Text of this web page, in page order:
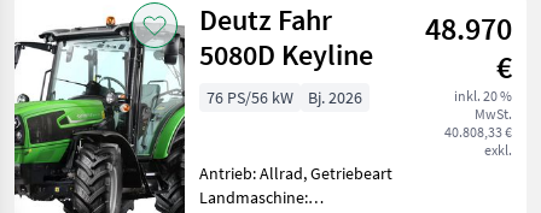
km/h: 40 km/h, Aufladung:
Turbola
Deutz Fahr
5080D Keyline
48.970
€
inkl. 20 %
MwSt.
40.808,33 €
exkl.
76 PS/56 kW Bj. 2026
Antrieb: Allrad, Getriebeart
Landmaschine: